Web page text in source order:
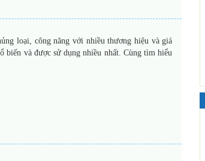
loại, công năng với nhiều thương hiệu và giá
biến và được sử dụng nhiều nhất. Cùng tìm hiểu